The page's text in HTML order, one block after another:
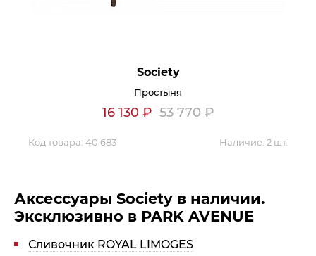
Society
Простыня
16 130 ₽ 53 770₽
Код товара: 40 683 Наличие: 2 шт.
Аксессуары Society в наличии.
Эксклюзивно в PARK AVENUE
Сливочник ROYAL LIMOGES